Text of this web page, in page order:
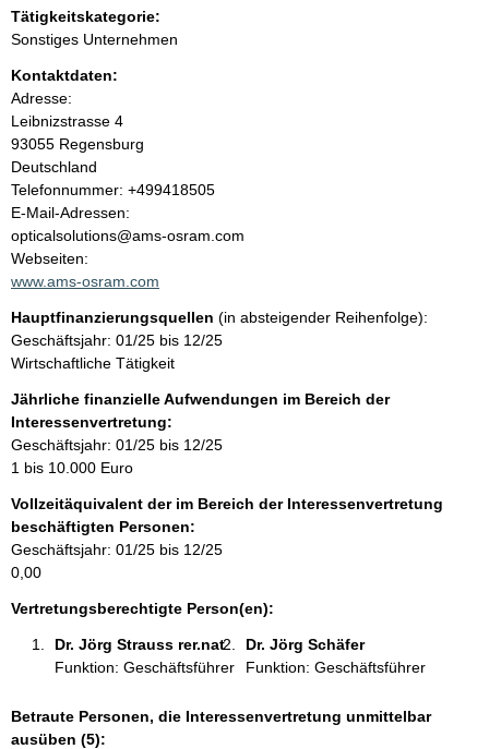
n
i
n
h
a
l
t
Tätigkeitskategorie:
Sonstiges Unternehmen
Kontaktdaten:
Adresse:
Leibnizstrasse 4
93055 Regensburg
Deutschland
K
o
n
t
a
t
i
n
f
o
r
m
t
i
o
n
e
Telefonnummer: +499418505
E-Mail-Adressen:
opticalsolutions@ams-osram.com
Webseiten:
www.ams-osram.com
Hauptfinanzierungsquellen (in absteigender Reihenfolge):
Geschäftsjahr: 01/25 bis 12/25
Wirtschaftliche Tätigkeit
Jährliche finanzielle Aufwendungen im Bereich der
Interessenvertretung:
Geschäftsjahr: 01/25 bis 12/25
1 bis 10.000 Euro
Vollzeitäquivalent der im Bereich der Interessenvertretung
beschäftigten Personen:
Geschäftsjahr: 01/25 bis 12/25
0,00
Vertretungsberechtigte Person(en):
Dr. Jörg Strauss rer.nat
Funktion: Geschäftsführer
Dr. Jörg Schäfer
Funktion: Geschäftsführer
Betraute Personen, die Interessenvertretung unmittelbar
ausüben (5):